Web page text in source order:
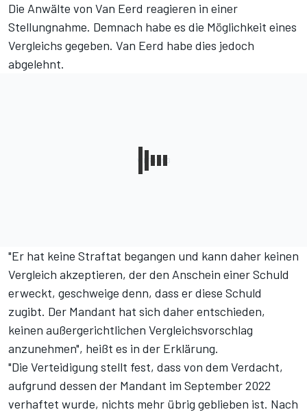
Die Anwälte von Van Eerd reagieren in einer
Stellungnahme. Demnach habe es die Möglichkeit eines
Vergleichs gegeben. Van Eerd habe dies jedoch
abgelehnt.
"Er hat keine Straftat begangen und kann daher keinen
Vergleich akzeptieren, der den Anschein einer Schuld
erweckt, geschweige denn, dass er diese Schuld
zugibt. Der Mandant hat sich daher entschieden,
keinen außergerichtlichen Vergleichsvorschlag
anzunehmen", heißt es in der Erklärung.
"Die Verteidigung stellt fest, dass von dem Verdacht,
aufgrund dessen der Mandant im September 2022
verhaftet wurde, nichts mehr übrig geblieben ist. Nach